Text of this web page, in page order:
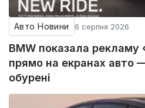
Авто Новини 6 серпня 2026
BMW показала
прямо на екранах авто
обурені